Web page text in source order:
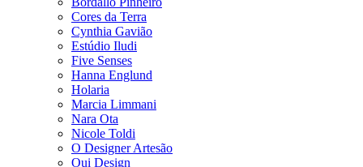
Cores da Terra
Cynthia Gavião
Estúdio Iludi
Five Senses
Hanna Englund
Holaria
Marcia Limmani
Nara Ota
Nicole Toldi
O Designer Artesão
Oui Design